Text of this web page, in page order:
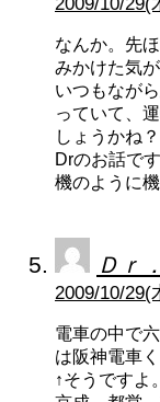
なんか。先
みかけた気が
いつもなが
っていて、
しょうかね？
Drのお話で
機のように
Ｄｒ
2009/10/29(
電車の中で
は阪神電車
↑そうですよ